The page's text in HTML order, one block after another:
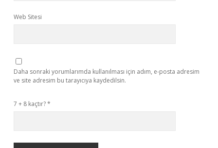
Web Sitesi
Daha sonraki yorumlarımda kullanılması için adım, e-posta adresim
ve site adresim bu tarayıcıya kaydedilsin.
7 + 8 kaçtır?*